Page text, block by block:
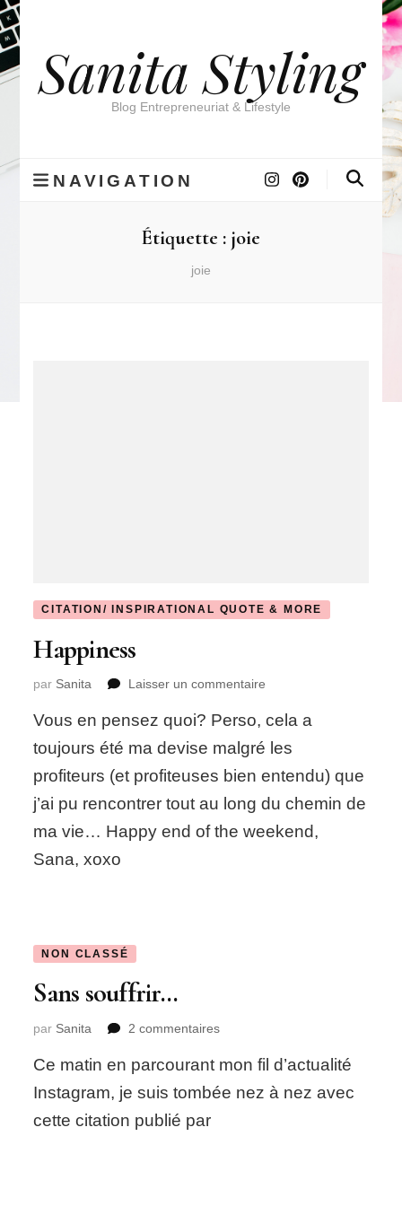
Sanita Styling
Blog Entrepreneuriat & Lifestyle
NAVIGATION
Étiquette : joie
joie
CITATION/ INSPIRATIONAL QUOTE & MORE
Happiness
par Sanita Laisser un commentaire
Vous en pensez quoi? Perso, cela a
toujours été ma devise malgré les
profiteurs (et profiteuses bien entendu) que
j’ai pu rencontrer tout au long du chemin de
ma vie… Happy end of the weekend,
Sana, xoxo
NON CLASSÉ
Sans souffrir…
par Sanita 2 commentairessur
souffrir…
Ce matin en parcourant mon fil d’actualité
Instagram, je suis tombée nez à nez avec
cette citation publié par